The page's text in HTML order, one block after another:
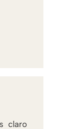
claro